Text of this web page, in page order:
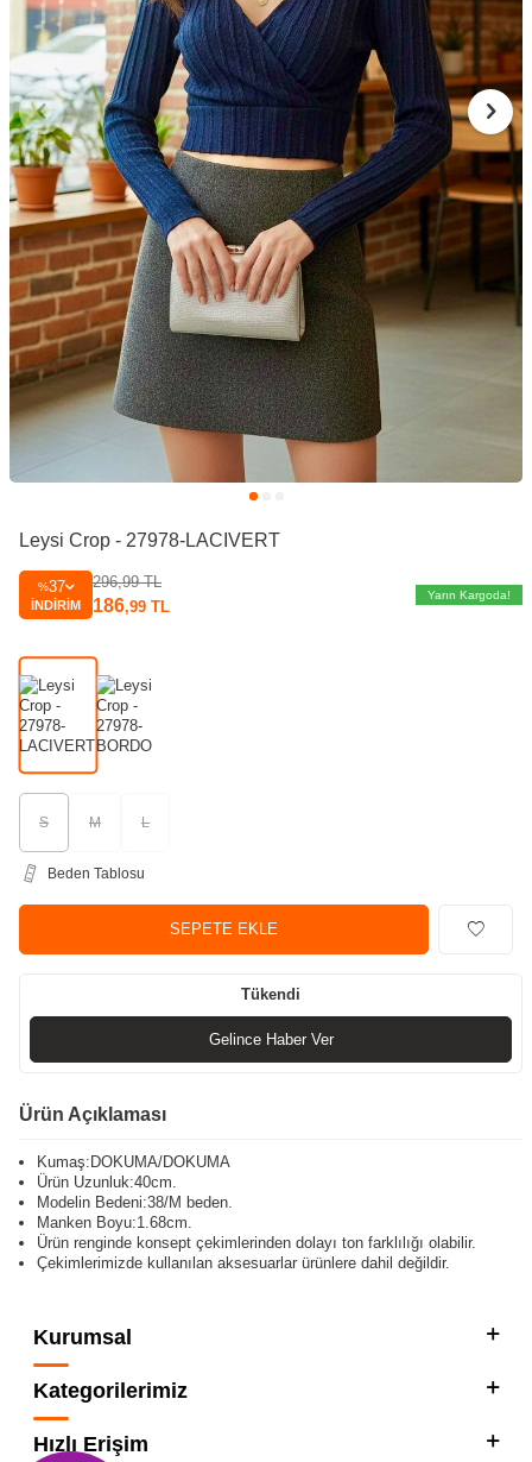
Leysi Crop - 27978-LACIVERT
%37
İNDIRIM
296,99TL
186,99 TL
Yarın Kargoda!
S M L
Beden Tablosu
SEPETE EKLE
Tükendi
Gelince Haber Ver
Ürün Açıklaması
Kumaş:DOKUMA/DOKUMA
Ürün Uzunluk:40cm.
Modelin Bedeni:38/M beden.
Manken Boyu:1.68cm.
Ürün renginde konsept çekimlerinden dolayı ton farklılığı olabilir.
Çekimlerimizde kullanılan aksesuarlar ürünlere dahil değildir.
Kurumsal
Kategorilerimiz
Hızlı Erişim